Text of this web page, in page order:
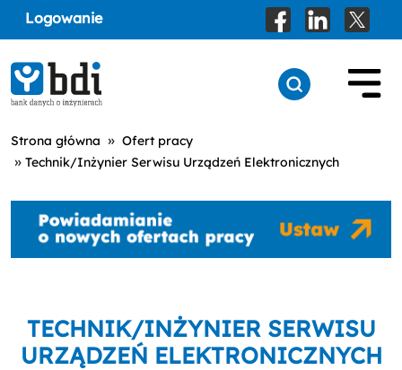
Logowanie
Strona główna » Ofert pracy
» Technik/Inżynier Serwisu Urządzeń Elektronicznych
TECHNIK/INŻYNIER SERWISU
URZĄDZEŃ ELEKTRONICZNYCH